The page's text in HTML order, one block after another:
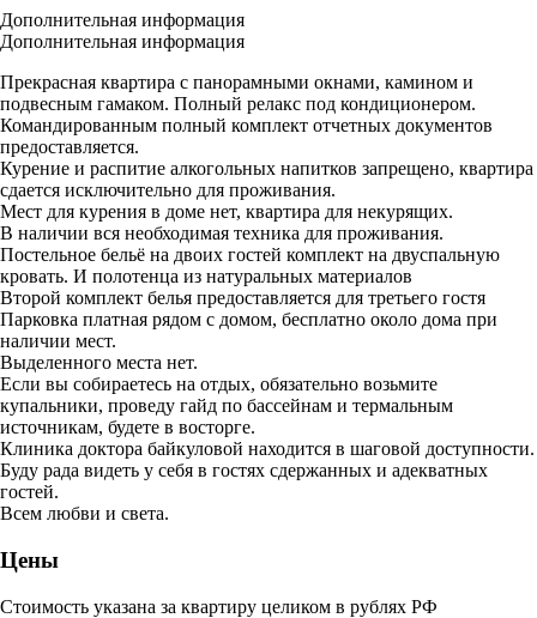
Дополнительная информация
Дополнительная информация
Прекрасная квартира с панорамными окнами, камином и
подвесным гамаком. Полный релакс под кондиционером.
Командированным полный комплект отчетных документов
предоставляется.
Курение и распитие алкогольных напитков запрещено, квартира
сдается исключительно для проживания.
Мест для курения в доме нет, квартира для некурящих.
В наличии вся необходимая техника для проживания.
Постельное бельё на двоих гостей комплект на двуспальную
кровать. И полотенца из натуральных материалов
Второй комплект белья предоставляется для третьего гостя
Парковка платная рядом с домом, бесплатно около дома при
наличии мест.
Выделенного места нет.
Если вы собираетесь на отдых, обязательно возьмите
купальники, проведу гайд по бассейнам и термальным
источникам, будете в восторге.
Клиника доктора байкуловой находится в шаговой доступности.
Буду рада видеть у себя в гостях сдержанных и адекватных
гостей.
Всем любви и света.
Цены
Стоимость указана за квартиру целиком в рублях РФ